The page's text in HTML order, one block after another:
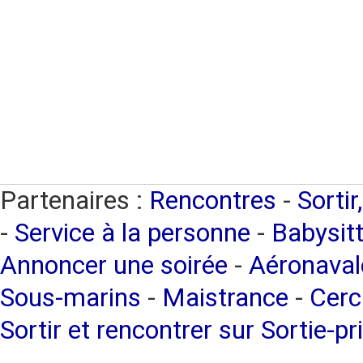
Partenaires : Rencontres -
- Service à la personne -
Annoncer une soirée -
Sous-marins - Maistrance -
Sortir et rencontrer sur Sortie-